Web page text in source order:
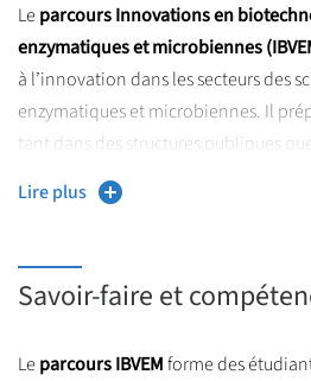
Leparcours Innovations en
enzymatiques et microbiennes
à l’innovation dans les secteurs des
enzymatiques et microbiennes. Il
tant dans des structures publiques
de l’agroalimentaire, de la
de la cosmétique. La plupart des
l’unité transfrontalière BioEcoAgro.
compétitivité Nutrition - Santé -
Lire plus
Savoir-faire et
Leparcours IBVEMforme des